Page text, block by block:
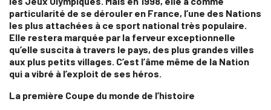
particularité de se dérouler en France, l’une des Nations
les plus attachées à ce sport national très populaire.
Elle restera marquée par la ferveur exceptionnelle
qu’elle suscita à travers le pays, des plus grandes villes
aux plus petits villages. C’est l’âme même de la Nation
qui a vibré à l’exploit de ses héros.
La première Coupe du monde de l’histoire